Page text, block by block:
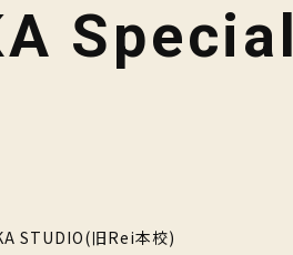
Special
STUDIO(旧Rei本校)